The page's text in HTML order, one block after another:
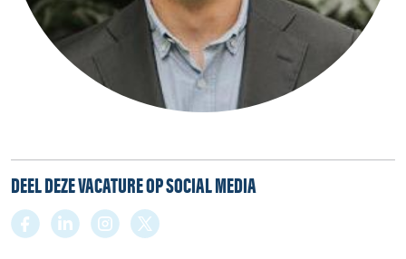
DEEL DEZE VACATURE OP SOCIAL MEDIA